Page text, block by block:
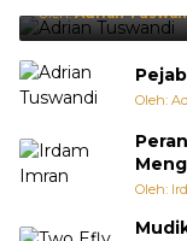
Oleh:Adrian
Oleh:
Oleh: